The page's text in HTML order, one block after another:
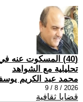
(40) المسكوت عنه
تحليلية مع الشواهد
محمد عبد الكريم
2026 / 8 / 9
قضايا ثقافية